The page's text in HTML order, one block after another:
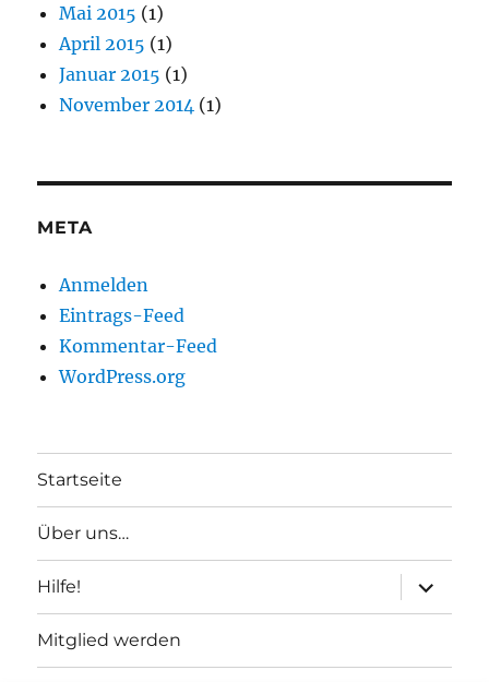
Mai 2015 (1)
April 2015 (1)
Januar 2015 (1)
November 2014 (1)
META
Anmelden
Eintrags-Feed
Kommentar-Feed
WordPress.org
Startseite
Über uns…
Hilfe!
anzeigen
Mitglied werden